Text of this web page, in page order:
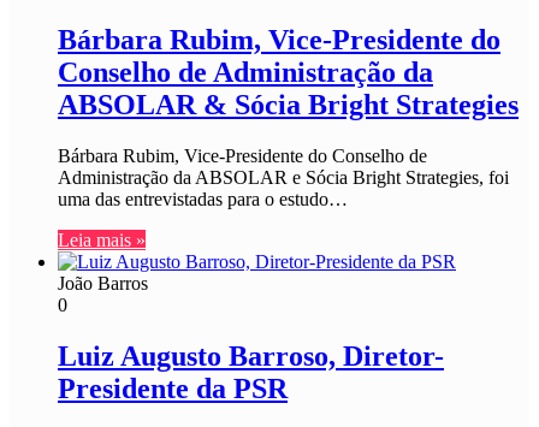
Bárbara Rubim, Vice-Presidente do
Conselho de Administração da
ABSOLAR & Sócia Bright Strategies
Bárbara Rubim, Vice-Presidente do Conselho de
Administração da ABSOLAR e Sócia Bright Strategies, foi
uma das entrevistadas para o estudo…
Leia mais »
João Barros
0
Luiz Augusto Barroso, Diretor-
Presidente da PSR